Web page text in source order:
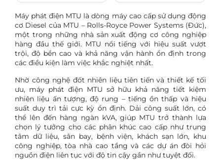
Máy phát điện MTU là dòng máy cao cấp sử dụng động
cơ Diesel của MTU – Rolls-Royce Power Systems (Đức),
một trong những nhà sản xuất động cơ công nghiệp
hàng đầu thế giới. MTU nổi tiếng với hiệu suất vượt
trội, độ bền cao và khả năng vận hành ổn định trong
các điều kiện làm việc khắc nghiệt nhất.
Nhờ công nghệ đốt nhiên liệu tiên tiến và thiết kế tối
ưu, máy phát điện MTU sở hữu khả năng tiết kiệm
nhiên liệu ấn tượng, độ rung – tiếng ồn thấp và hiệu
suất duy trì tải cực kỳ ổn định. Dải công suất lớn, có
thể lên đến hàng ngàn kVA, giúp MTU trở thành lựa
chọn lý tưởng cho các phân khúc cao cấp như trung
tâm dữ liệu, sân bay, bệnh viện, khách sạn lớn, khu
công nghiệp, tòa nhà cao tầng và các dự án đòi hỏi
nguồn điện liên tục với độ tin cậy gần như tuyệt đối.